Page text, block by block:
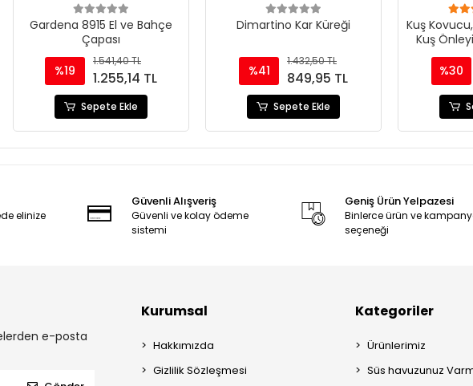
Gardena 8915 El ve Bahçe
Çapası
%19
1.541,40 TL
1.255,14 TL
Sepete Ekle
Dimartino Kar Küreği
%41
1.432,50 TL
849,95 TL
Sepete Ekle
Kuş
Kuş
%30
elinize
Güvenli Alışveriş
Güvenli ve kolay ödeme
sistemi
Geniş Ürün Yelpazesi
Binlerce ürün ve
seçeneği
e-posta
Kurumsal
Hakkımızda
Gizlilik Sözleşmesi
Kategoriler
Ürünlerimiz
Süs havuzunuz